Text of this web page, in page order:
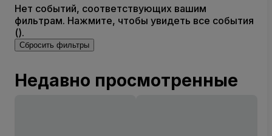
Нет событий, соответствующих вашим
фильтрам. Нажмите, чтобы увидеть все события
().
Сбросить фильтры
Недавно просмотренные